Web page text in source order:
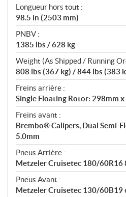
Longueur hors tout :
98.5 in (2503 mm)
PNBV :
1385 lbs / 628 kg
Weight (As Shipped / Running
808 lbs (367 kg) / 844 lbs (383
Freins arrière :
Single Floating Rotor: 298mm x
Freins avant :
Brembo® Calipers, Dual Semi-
5.0mm
Pneus Arrière :
Metzeler Cruisetec 180/60R16
Pneus Avant :
Metzeler Cruisetec 130/60B19